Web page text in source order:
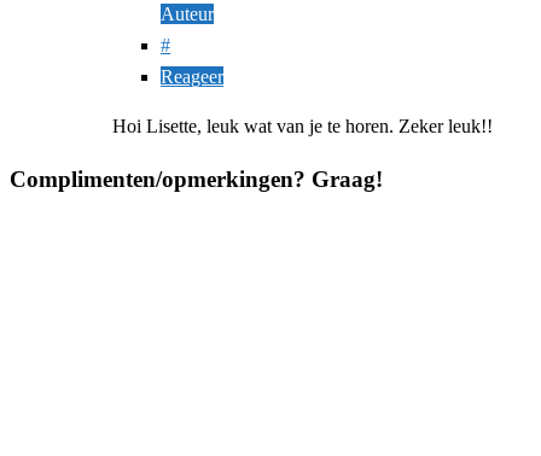
Auteur
#
Reageer
Hoi Lisette, leuk wat van je te horen. Zeker leuk!!
Complimenten/opmerkingen? Graag!